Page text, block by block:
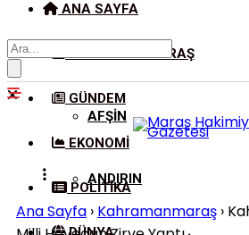
ANA SAYFA
KAHRAMANMARAŞ
AFŞIN
ANDIRIN
GÜNDEM
EKONOMI
POLITIKA
Ana Sayfa › Kahramanmaraş ›